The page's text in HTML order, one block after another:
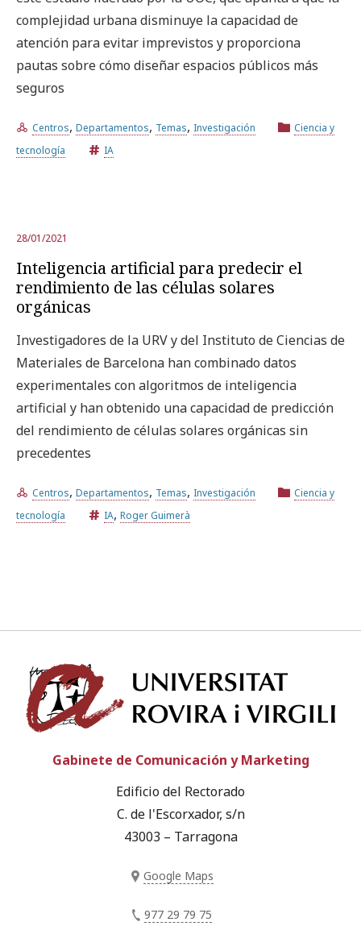
complejidad urbana disminuye la capacidad de
atención para evitar imprevistos y proporciona
pautas sobre cómo diseñar espacios públicos más
seguros
Centros, Departamentos, Temas, Investigación
Ciencia y
tecnología
IA
28/01/2021
Inteligencia artificial para predecir el
rendimiento de las células solares
orgánicas
Investigadores de la URV y del Instituto de Ciencias de
Materiales de Barcelona han combinado datos
experimentales con algoritmos de inteligencia
artificial y han obtenido una capacidad de predicción
del rendimiento de células solares orgánicas sin
precedentes
Centros, Departamentos, Temas, Investigación
Ciencia y
tecnología
IA, Roger Guimerà
Gabinete de Comunicación y Marketing
Edificio del Rectorado
C. de l'Escorxador, s/n
43003 – Tarragona
Google Maps
977 29 79 75